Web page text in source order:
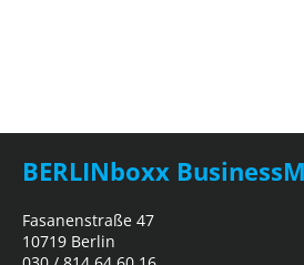
BERLINboxx
Fasanenstraße 47
10719 Berlin